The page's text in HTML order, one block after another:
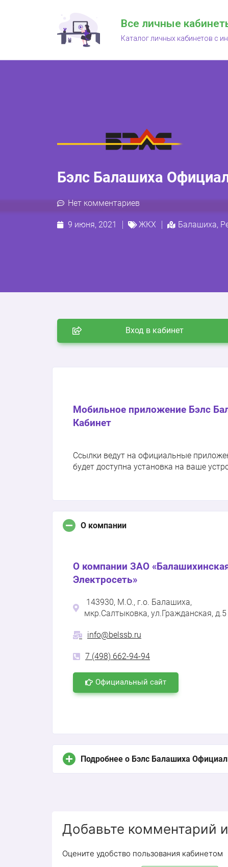
Все личные
Каталог личных кабинетов с
Бэлс Балашиха
Нет комментариев
9 июня, 2021 ЖКХ Балашиха,
Вход в кабинет
Мобильное приложение Бэлс
Кабинет
Ссылки ведут на официальные
будет доступна установка на ваше
О компании
О компании ЗАО
Электросеть»
143930, М.О., г.о. Балашиха,
мкр.Салтыковка, ул.Гражданская, д.5
info@belssb.ru
7 (498) 662-94-94
Официальный сайт
Подробнее о Бэлс Балашиха
Добавьте комментарий
Оцените удобство пользования кабинетом